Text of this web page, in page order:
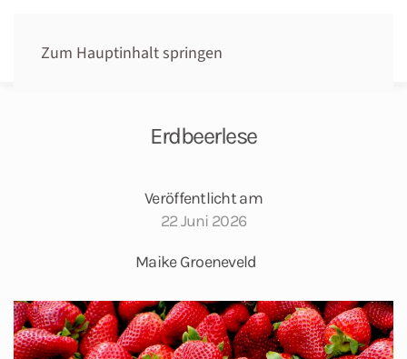
Zum Hauptinhalt springen
Erdbeerlese
Veröffentlicht am
22 Juni 2026
Maike Groeneveld